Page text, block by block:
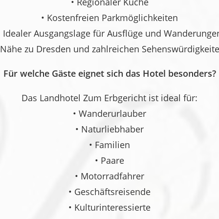
• Kostenfreien Parkmöglichkeiten
Idealer Ausgangslage für Ausflüge und
zu Dresden und zahlreichen
Für welche Gäste eignet sich das Hotel besonders?
Das Landhotel Zum Erbgericht ist ideal für:
• Wanderurlauber
• Naturliebhaber
• Familien
• Paare
• Motorradfahrer
• Geschäftsreisende
• Kulturinteressierte